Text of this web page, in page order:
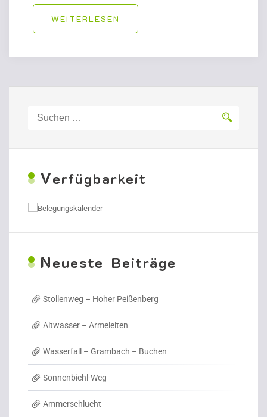
WEITERLESEN
nach:
Verfügbarkeit
Neueste Beiträge
Stollenweg – Hoher Peißenberg
Altwasser – Armeleiten
Wasserfall – Grambach – Buchen
Sonnenbichl-Weg
Ammerschlucht